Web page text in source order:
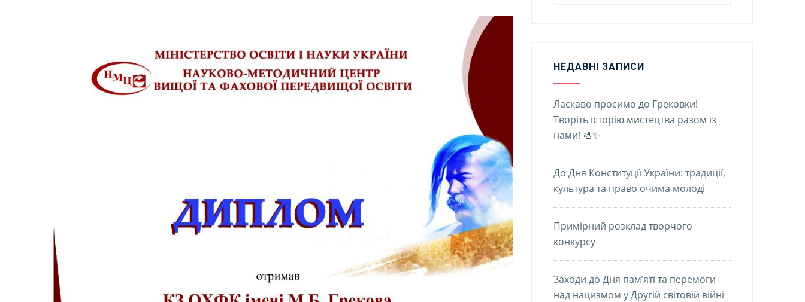
НЕДАВНІ ЗАПИСИ
Ласкаво просимо до Грековки!
Творіть історію мистецтва разом із
нами! 🎨✨
До Дня Конституції України: традиції,
культура та право очима молоді
Примірний розклад творчого
конкурсу
Заходи до Дня пам’яті та перемоги
над нацизмом у Другій світовій війні